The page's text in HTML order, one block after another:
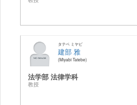
タテベ ミヤビ
建部 雅
Miyabi Tatebe
法学部 法律学科
教授